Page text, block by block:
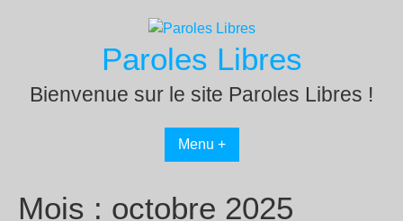
Paroles Libres
Bienvenue sur le site Paroles Libres !
Menu +
Mois : octobre 2025